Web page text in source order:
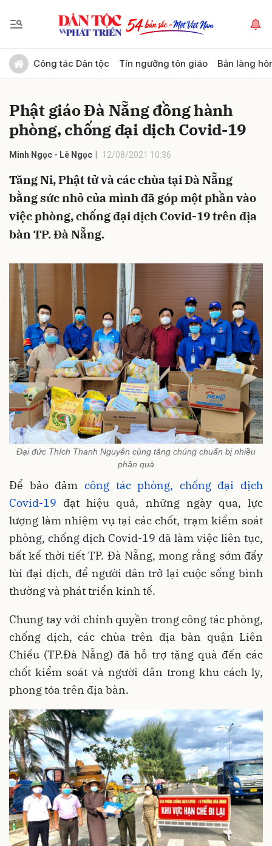
Công tác Dân tộc Tín ngưỡng tôn giáo Bản làng
Phật giáo Đà Nẵng đồng hành
phòng, chống đại dịch Covid-19
Minh Ngọc - Lê Ngọc 12/08/2021 10:36
Tăng Ni, Phật tử và các chùa tại Đà Nẵng
bằng sức nhỏ của mình đã góp một phần vào
việc phòng, chống đại dịch Covid-19 trên địa
bàn TP. Đà Nẵng.
Đại đức Thích Thanh Nguyên cùng tăng chúng chuẩn bị nhiều
phần quà
Để bảo đảm công tác phòng, chống đại dịch
Covid-19 đạt hiệu quả, những ngày qua, lực
lượng làm nhiệm vụ tại các chốt, trạm kiểm soát
phòng, chống dịch Covid-19 đã làm việc liên tục,
bất kể thời tiết TP. Đà Nẵng, mong rằng sớm đẩy
lùi đại dịch, để người dân trở lại cuộc sống bình
thường và phát triển kinh tế.
Chung tay với chính quyền trong công tác phòng,
chống dịch, các chùa trên địa bàn quận Liên
Chiểu (TP.Đà Nẵng) đã hỗ trợ tặng quà đến các
chốt kiểm soát và người dân trong khu cách ly,
phong tỏa trên địa bàn.
Gửi bình luận
Hủy